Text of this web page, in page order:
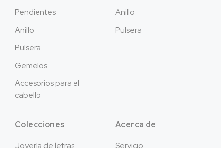
Pendientes
Anillo
Pulsera
Gemelos
Accesorios para el
cabello
Anillo
Pulsera
Colecciones
Joyería de letras
Acerca de
Servicio